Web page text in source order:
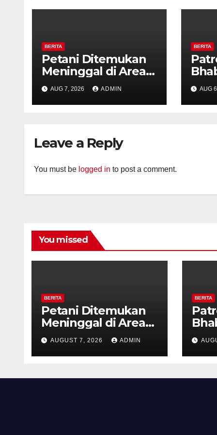
BERITA
Petani Ditemukan
Meninggal di Area
Persawahan
Kalibeji, Polisi
Pastikan Tidak Ada
AUG 7, 2026 ADMIN
BERITA
dan
AUG
Leave a Reply
You must be logged in to post a comment.
You missed
BERITA
Petani Ditemukan
Meninggal di Area
Persawahan
Kalibeji, Polisi
Pastikan Tidak Ada
AUGUST 7, 2026 ADMIN
BERITA
dan